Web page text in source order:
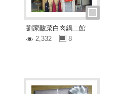
劉家酸菜白肉鍋二館
2,332
8